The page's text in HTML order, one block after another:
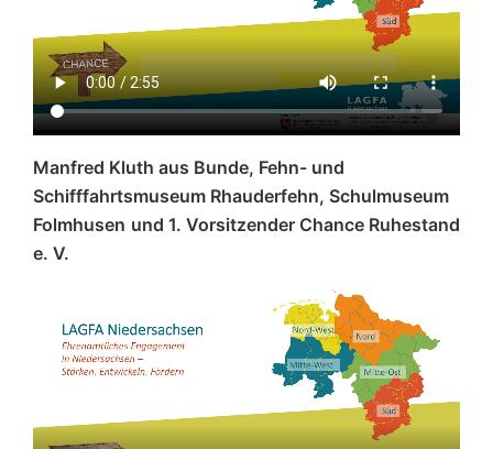
Manfred Kluth aus Bunde, Fehn- und
Schifffahrtsmuseum Rhauderfehn, Schulmuseum
Folmhusen und 1. Vorsitzender Chance Ruhestand
e. V.